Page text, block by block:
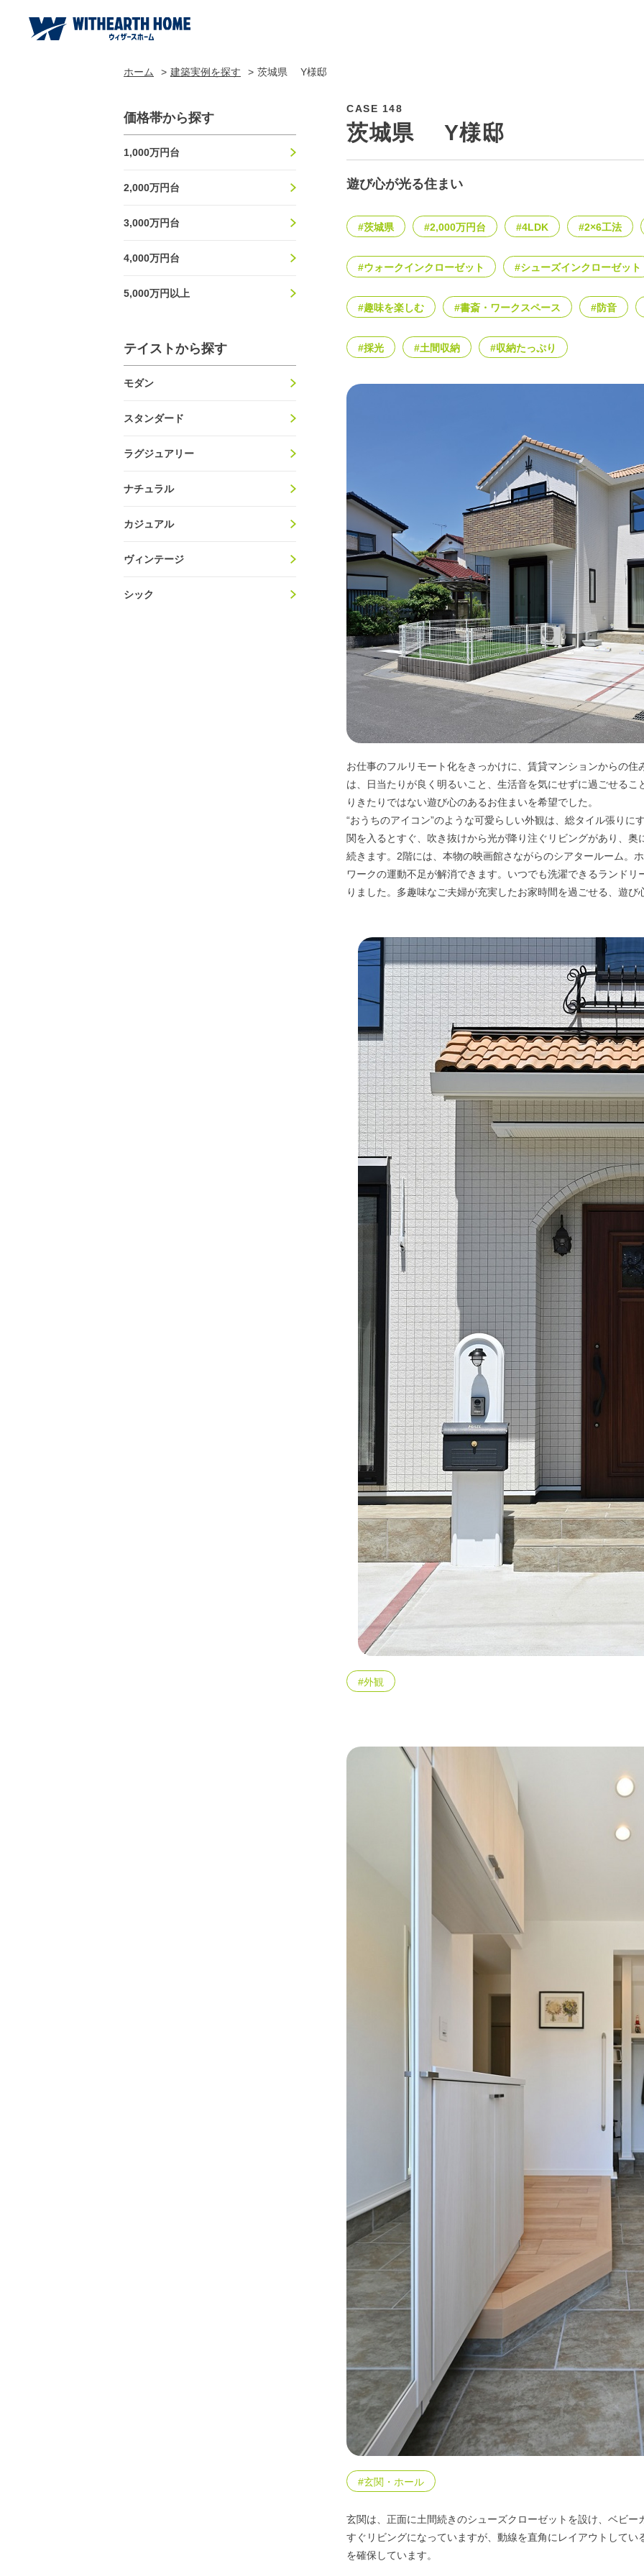
WITHEARTH HOME の BEST
エリア限定商品
ホーム 建築実例を探す 茨城県 Y様邸
CASE 148
茨城県 Y様邸
遊び心が光る住まい
#茨城県 #2,000万円台 #4LDK #2×6工法
#ウォークインクローゼット #シューズインクローゼット
#趣味を楽しむ #書斎・ワークスペース #防音
#採光 #土間収納 #収納たっぷり
お仕事のフルリモート化をきっかけに、賃貸マンションからの
は、日当たりが良く明るいこと、生活音を気にせずに過ごせる
りきたりではない遊び心のあるお住まいを希望でした。
“おうちのアイコン”のような可愛らしい外観は、総タイル張りに
関を入るとすぐ、吹き抜けから光が降り注ぐリビングがあり、
続きます。2階には、本物の映画館さながらのシアタールーム。
ワークの運動不足が解消できます。いつでも洗濯できるランド
りました。多趣味なご夫婦が充実したお家時間を過ごせる、遊び
#外観
#玄関・ホール
玄関は、正面に土間続きのシューズクローゼットを設け、ベビ
すぐリビングになっていますが、動線を直角にレイアウトして
を確保しています。
価格帯から探す
1,000万円台
2,000万円台
3,000万円台
4,000万円台
5,000万円以上
テイストから探す
モダン
スタンダード
ラグジュアリー
ナチュラル
カジュアル
ヴィンテージ
シック